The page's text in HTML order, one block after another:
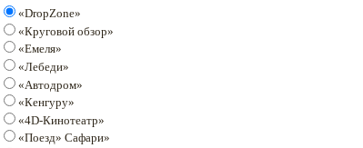
«DropZone»
«Круговой обзор»
«Емеля»
«Лебеди»
«Автодром»
«Кенгуру»
«4D-Кинотеатр»
«Поезд» Сафари»